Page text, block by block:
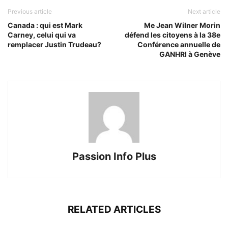
Previous article
Canada : qui est Mark
Carney, celui qui va
remplacer Justin Trudeau?
Next article
Me Jean Wilner Morin
défend les citoyens à la 38e
Conférence annuelle de
GANHRI à Genève
Passion Info Plus
RELATED ARTICLES